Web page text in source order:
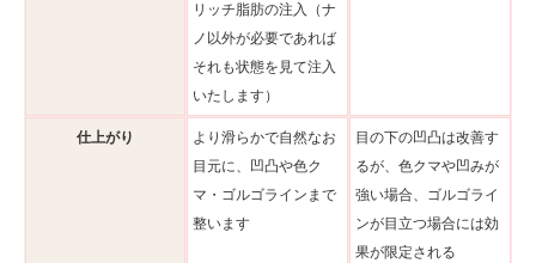
リッチ脂肪の注入（ナ
ノ以外が必要であれば
それも状態を見て注入
いたします）
仕上がり
より滑らかで自然なお
目元に、凹凸や色ク
マ・ゴルゴラインまで
整います
目の下の凹凸は改善す
るが、色クマや凹みが
強い場合、ゴルゴライ
ンが目立つ場合には効
果が限定される